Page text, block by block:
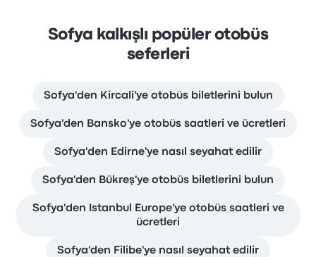
Sofya kalkışlı popüler otobüs
seferleri
Sofya'den Kircali'ye otobüs biletlerini bulun
Sofya'den Bansko'ye otobüs saatleri ve ücretleri
Sofya'den Edirne'ye nasıl seyahat edilir
Sofya'den Bükreş'ye otobüs biletlerini bulun
Sofya'den Istanbul Europe'ye otobüs saatleri ve
ücretleri
Sofya'den Filibe'ye nasıl seyahat edilir